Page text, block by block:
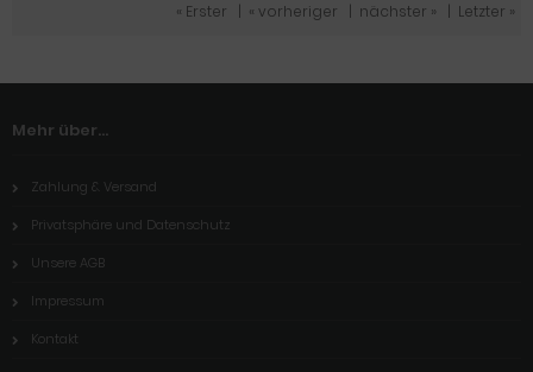
« Erster « vorheriger nächster » Letzter »
Mehr über...
Zahlung & Versand
Privatsphäre und Datenschutz
Unsere AGB
Impressum
Kontakt